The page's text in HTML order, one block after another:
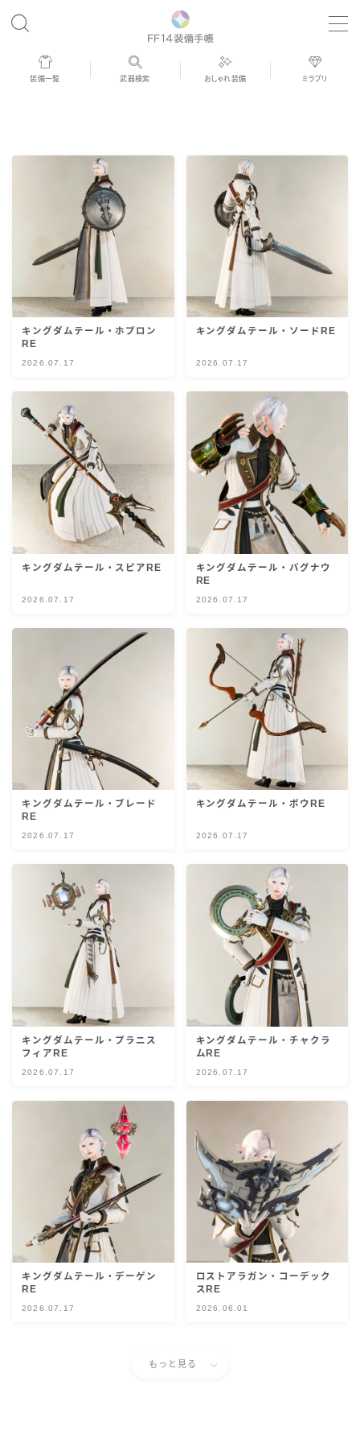
MENU
男女別デザイン
アネモス（染色可能紅蓮AF）
ゴーグル
口隠し
マスク
フルフェイス
ネイル
五分袖
七分袖
八分袖
東方風デザイン
イシュガルド風デザイン
アジムステップ風デザイン
マント
ローライズ
スカート
ミニスカート
ロングスカート
インナーパンツ付きスカート
ショートパンツ
装備一覧 武器検索 おしゃれ装備 ミラプリ
キングダムテール・ホプロン
RE
2026.07.17
キングダムテール・ソードRE
2026.07.17
キングダムテール・スピアRE
2026.07.17
キングダムテール・バグナウ
RE
2026.07.17
キングダムテール・ブレード
RE
2026.07.17
キングダムテール・ボウRE
2026.07.17
キングダムテール・プラニス
フィアRE
2026.07.17
キングダムテール・チャクラ
ムRE
2026.07.17
キングダムテール・デーゲン
RE
2026.07.17
ロストアラガン・コーデック
スRE
2026.06.01
もっと見る